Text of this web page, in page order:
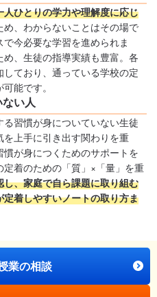
ひとりの学力や理解度に応じ
め、わからないことはその場で
今必要な学習を進められま
、生徒の指導実績も豊富。各
ており、通っている学校の定
能です。
い人
習慣が身についていない生徒
上手に引き出す関わりを重
が身につくためのサポートを
着のための「質」×「量」を重
、家庭で自ら課題に取り組む
着しやすいノートの取り方ま
業の相談